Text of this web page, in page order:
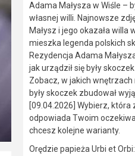
Adama Małysza w Wiśle –
własnej willi. Najnowsze
Małysz i jego okazała willa
mieszka legenda polskich
Rezydencja Adama
jak urządził się były
Zobacz, w jakich
były skoczek zbudował
[09.04.2026] Wybierz, która
odpowiada Twoim
chcesz kolejne warianty.
Orędzie papieża Urbi et